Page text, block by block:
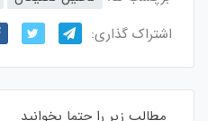
اشتراک گذاری:
مطالب زیر را حتما بخوانید